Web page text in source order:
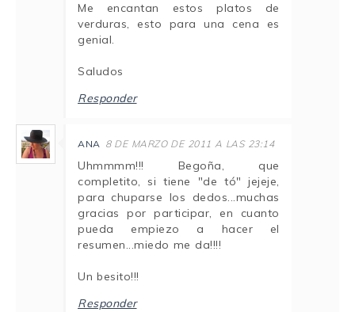
Me encantan estos platos de
verduras, esto para una cena es
genial.
Saludos
Responder
ANA 8 DE MARZO DE 2011 A LAS 23:14
Uhmmmm!!! Begoña, que
completito, si tiene "de tó" jejeje,
para chuparse los dedos...muchas
gracias por participar, en cuanto
pueda empiezo a hacer el
resumen...miedo me da!!!!
Un besito!!!
Responder